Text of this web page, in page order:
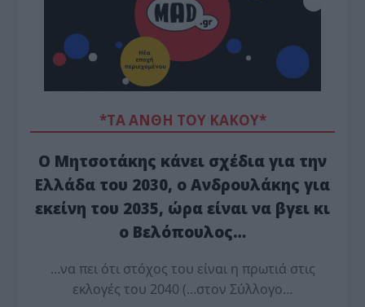
*ΤΑ ΆΝΘΗ ΤΟΥ ΚΑΚΟΎ*
Ο Μητσοτάκης κάνει σχέδια για την
Ελλάδα του 2030, ο Ανδρουλάκης για
εκείνη του 2035, ώρα είναι να βγει κι
ο Βελόπουλος…
…να πει ότι στόχος του είναι η πρωτιά στις
εκλογές του 2040 (…στον Σύλλογο…